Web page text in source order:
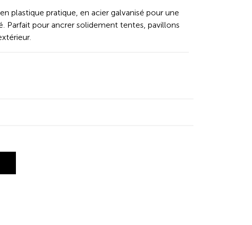
plastique pratique, en acier galvanisé pour une
Parfait pour ancrer solidement tentes, pavillons